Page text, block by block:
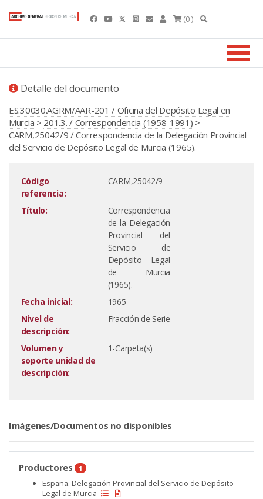
(0 )
Detalle del documento
ES.30030.AGRM/AAR-201 / Oficina del Depósito Legal en
Murcia > 201.3. / Correspondencia (1958-1991) >
CARM,25042/9 / Correspondencia de la Delegación Provincial
del Servicio de Depósito Legal de Murcia (1965).
Código
referencia:
CARM,25042/9
Título:
Correspondencia
de la Delegación
Provincial del
Servicio de
Depósito Legal
de Murcia
(1965).
Fecha inicial:
1965
Nivel de
descripción:
Fracción de Serie
Volumen y
soporte unidad de
descripción:
1-Carpeta(s)
Imágenes/Documentos no disponibles
Productores 1
España. Delegación Provincial del Servicio de Depósito
Legal de Murcia